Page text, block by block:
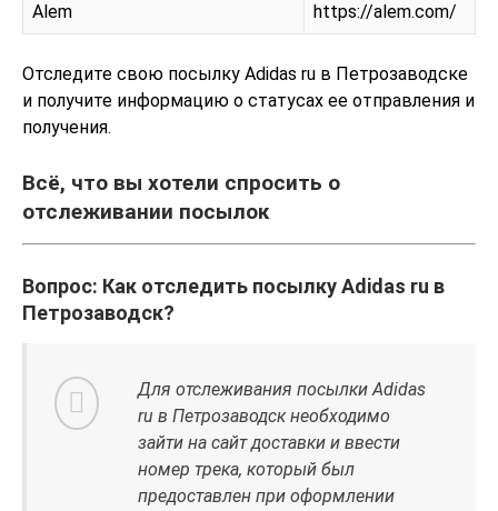
Alem https://alem.com/
Отследите свою посылку Adidas ru в Петрозаводске
и получите информацию о статусах ее отправления и
получения.
Всё, что вы хотели спросить о
отслеживании посылок
Вопрос: Как отследить посылку Adidas ru в
Петрозаводск?
Для отслеживания посылки Adidas
ru в Петрозаводск необходимо
зайти на сайт доставки и ввести
номер трека, который был
предоставлен при оформлении